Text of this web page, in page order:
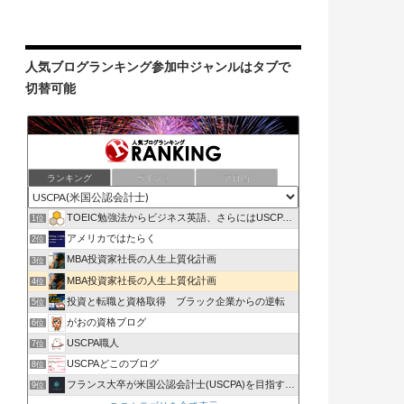
人気ブログランキング参加中ジャンルはタブで
切替可能
ランキング ポイント ブロ画
1位 TOEIC勉強法からビジネス英語、さらにはUSCPAまで
2位 アメリカではたらく
3位 MBA投資家社長の人生上質化計画
4位 MBA投資家社長の人生上質化計画
5位 投資と転職と資格取得 ブラック企業からの逆転
6位 がおの資格ブログ
7位 USCPA職人
8位 USCPAどこのブログ
9位
フランス大卒が米国公認会計士(USCPA)を目指すブログ